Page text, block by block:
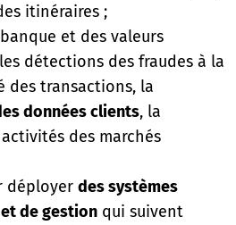
itinéraires ;
et des valeurs
détections des fraudes à la
des transactions, la
données clients, la
des marchés
déployer des systèmes
de gestion qui suivent